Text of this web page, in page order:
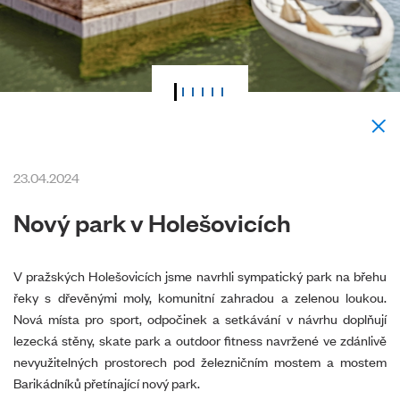
23.04.2024
Nový park v Holešovicích
V pražských Holešovicích jsme navrhli sympatický park na břehu
řeky s dřevěnými moly, komunitní zahradou a zelenou loukou.
Nová místa pro sport, odpočinek a setkávání v návrhu doplňují
lezecká stěny, skate park a outdoor fitness navržené ve zdánlivě
nevyužitelných prostorech pod železničním mostem a mostem
Barikádníků přetínající nový park.